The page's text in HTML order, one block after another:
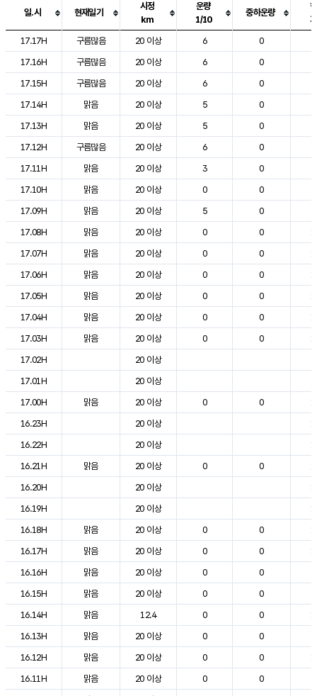
도시별 기상실황표로 지점, 날씨, 기온, 강수, 바람, 기압등을 안내한 표입
일.시 현재일기
시정
km
운량
1/10
중하운량
17.17H
구름많음 20 이상 6 0
17.16H
구름많음 20 이상 6 0
17.15H
구름많음 20 이상 6 0
17.14H
맑음 20 이상 5 0
17.13H
맑음 20 이상 5 0
17.12H
구름많음 20 이상 6 0
17.11H
맑음 20 이상 3 0
17.10H
맑음 20 이상 0 0
17.09H
맑음 20 이상 5 0
17.08H
맑음 20 이상 0 0
17.07H
맑음 20 이상 0 0
17.06H
맑음 20 이상 0 0
17.05H
맑음 20 이상 0 0
17.04H
맑음 20 이상 0 0
17.03H
맑음 20 이상 0 0
17.02H
20 이상
17.01H
20 이상
17.00H
맑음 20 이상 0 0
16.23H
20 이상
16.22H
20 이상
16.21H
맑음 20 이상 0 0
16.20H
20 이상
16.19H
20 이상
16.18H
맑음 20 이상 0 0
16.17H
맑음 20 이상 0 0
16.16H
맑음 20 이상 0 0
16.15H
맑음 20 이상 0 0
16.14H
맑음 12.4 0 0
16.13H
맑음 20 이상 0 0
16.12H
맑음 20 이상 0 0
16.11H
맑음 20 이상 0 0